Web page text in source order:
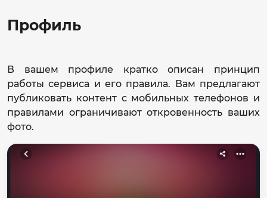
Профиль
В вашем профиле кратко описан принцип
работы сервиса и его правила. Вам предлагают
публиковать контент с мобильных телефонов и
правилами ограничивают откровенность ваших
фото.